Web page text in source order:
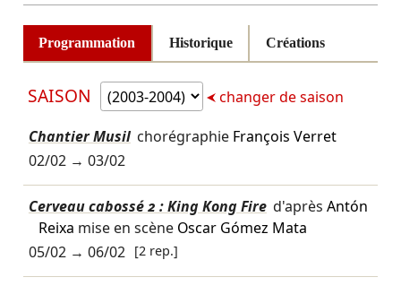
Programmation Historique Créations
SAISON changer de saison
Chantier Musil chorégraphie François Verret
02/02→ 03/02
Cerveau cabossé 2 : King Kong Fire d'après Antón
Reixa mise en scène Oscar Gómez Mata
05/02→ 06/02 [2 rep.]